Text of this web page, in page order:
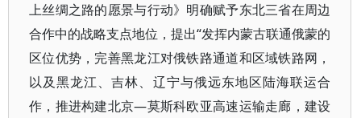
上丝绸之路的愿景与行动》明确赋予东北三省在周边
合作中的战略支点地位，提出“发挥内蒙古联通俄蒙的
区位优势，完善黑龙江对俄铁路通道和区域铁路网，
以及黑龙江、吉林、辽宁与俄远东地区陆海联运合
作，推进构建北京—莫斯科欧亚高速运输走廊，建设